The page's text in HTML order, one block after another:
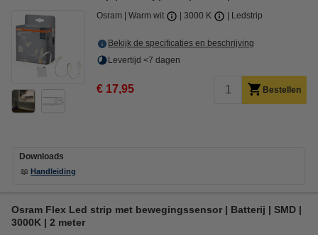
Osram Warm wit 3000 K Ledstrip
Bekijk de specificaties en beschrijving
Levertijd <7 dagen
€ 17,95 Bestellen
Downloads
📖 Handleiding
Osram Flex Led strip met bewegingssensor | Batterij | SMD |
3000K | 2 meter